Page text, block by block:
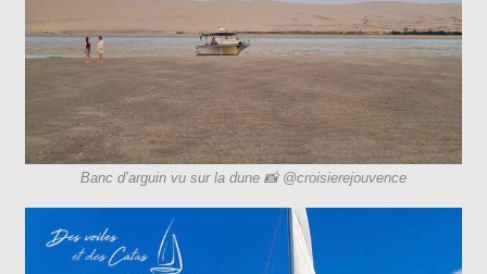
Banc d’arguin vu sur la dune 📸 @croisierejouvence